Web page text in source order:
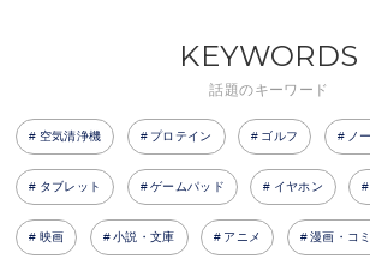
KEYWORDS
話題のキーワード
空気清浄機 プロテイン ゴルフ ノ
タブレット ゲームパッド イヤホン
映画 小説・文庫 アニメ 漫画・コ